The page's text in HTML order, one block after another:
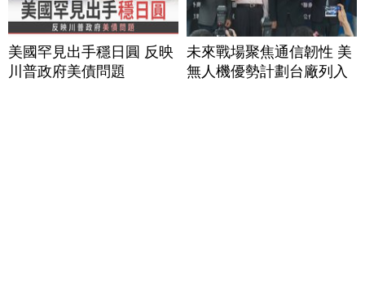
美國罕見出手穩日圓 反映
川普政府美債問題
未來戰場聚焦通信韌性 美
無人機優勢計劃台廠列入